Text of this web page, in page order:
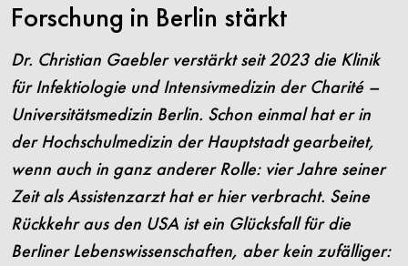
Forschung in Berlin stärkt
Dr. Christian Gaebler verstärkt seit 2023 die Klinik
für Infektiologie und Intensivmedizin der Charité –
Universitätsmedizin Berlin. Schon einmal hat er in
der Hochschulmedizin der Hauptstadt gearbeitet,
wenn auch in ganz anderer Rolle: vier Jahre seiner
Zeit als Assistenzarzt hat er hier verbracht. Seine
Rückkehr aus den USA ist ein Glücksfall für die
Berliner Lebenswissenschaften, aber kein zufälliger: